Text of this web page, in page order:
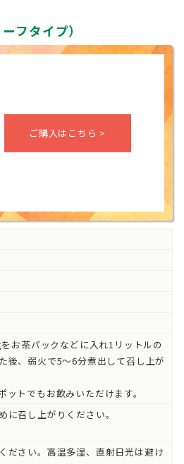
フタイプ）
お茶パックなどに入れ1リットルの
後、弱火で5～6分煮出して召し上が
ットでもお飲みいただけます。
に召し上がりください。
ださい。高温多湿、直射日光は避け